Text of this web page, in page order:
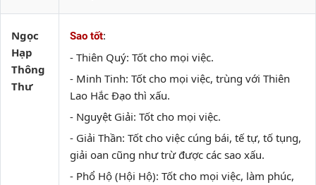
Ngọc
Hạp
Thông
Thư
Sao tốt:
- Thiên Quý: Tốt cho mọi việc.
- Minh Tinh: Tốt cho mọi việc, trùng với Thiên
Lao Hắc Đạo thì xấu.
- Nguyệt Giải: Tốt cho mọi việc.
- Giải Thần: Tốt cho việc cúng bái, tế tự, tố tụng,
giải oan cũng như trừ được các sao xấu.
- Phổ Hộ (Hội Hộ): Tốt cho mọi việc, làm phúc,